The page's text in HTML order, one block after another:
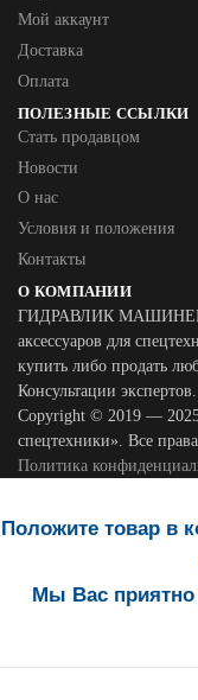
Мой аккаунт
Доставка
Оплата
ПОЛЕЗНЫЕ ССЫЛКИ
Стать продавцом
Новости
О нас
Условия и положения
Контакты
О КОМПАНИИ
ГИДРАВЛИК МАШИНЕРИ
аксессуаров для
купить либо продать
Консультации
Copyright © 2019 —
спецтехники». Все
Политика
Положите товар в
Мы Вас